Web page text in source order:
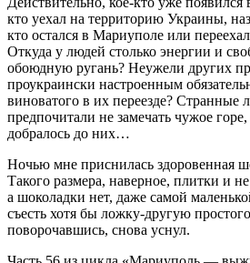
кто уехал на территорию Украины,
кто остался в Мариуполе или
Откуда у людей столько энергии и
обоюдную ругань? Неужели других
проукраински настроенным
виноватого в их переезде? Странные
предпочитали не замечать чужое
добралось до них…
Ночью мне приснилась здоровенная
Такого размера, наверное, плитки и
а шоколадки нет, даже самой
съесть хотя бы ложку-другую
поворочавшись, снова уснул.